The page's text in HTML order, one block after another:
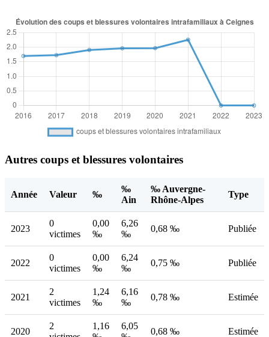
Autres coups et blessures volontaires
Année Valeur ‰
‰
Ain
‰ Auvergne-
Rhône-Alpes
Type
2023
0
victimes
0,00
‰
6,26
‰
0,68 ‰ Publiée
2022
0
victimes
0,00
‰
6,24
‰
0,75 ‰ Publiée
2021
2
victimes
1,24
‰
6,16
‰
0,78 ‰ Estimée
2020
2
1,16
6,05
0,68 ‰ Estimée